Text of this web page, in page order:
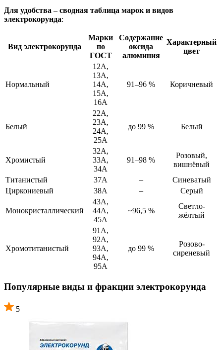
Для удобства – сводная таблица марок и видов
электрокорунда:
Вид электрокорунда
Марки
по
ГОСТ
Содержание
оксида
алюминия
Характерный
цвет
Нормальный
12А,
13А,
14А,
15А,
16А
91–96 % Коричневый
Белый
22А,
23А,
24А,
25А
до 99 % Белый
Хромистый
32А,
33А,
34А
91–98 %
Розовый,
вишнёвый
Титанистый
37А –
Синеватый
Циркониевый
38А – Серый
Монокристаллический
43А,
44А,
45А
~96,5 %
Светло-
жёлтый
Хромотитанистый
91А,
92А,
93А,
94А,
95А
до 99 %
Розово-
сиреневый
Популярные виды и фракции электрокорунда
5